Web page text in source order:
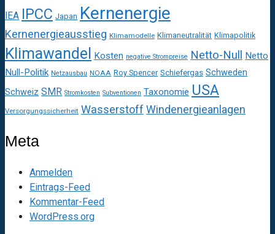
IEA IPCC Japan Kernenergie
Kernenergieausstieg Klimamodelle Klimaneutralität Klimapolitik
Klimawandel Kosten negative Strompreise Netto-Null Netto
Null-Politik Netzausbau NOAA Roy Spencer Schiefergas Schweden
Schweiz SMR Stromkosten Subventionen Taxonomie USA
Versorgungssicherheit Wasserstoff Windenergieanlagen
Meta
Anmelden
Eintrags-Feed
Kommentar-Feed
WordPress.org